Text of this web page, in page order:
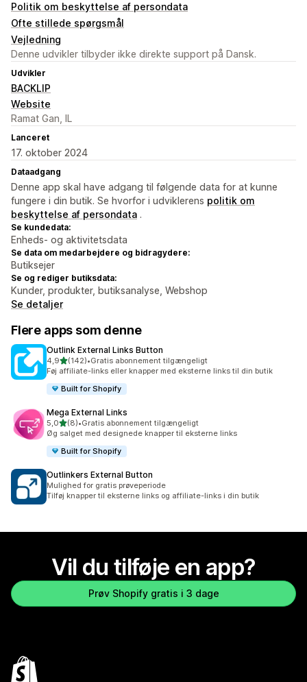
Politik om beskyttelse af persondata
Ofte stillede spørgsmål
Vejledning
Denne udvikler tilbyder ikke direkte support på Dansk.
Udvikler
BACKLIP
Website
Ramat Gan, IL
Lanceret
17. oktober 2024
Dataadgang
Denne app skal have adgang til følgende data for at kunne
fungere i din butik. Se hvorfor i udviklerens politik om
beskyttelse af persondata .
Se kundedata:
Enheds- og aktivitetsdata
Se data om medarbejdere og bidragydere:
Butiksejer
Se og rediger butiksdata:
Kunder, produkter, butiksanalyse, Webshop
Se detaljer
Flere apps som denne
Outlink External Links Button
4,9ud af 5 stjerner
(142)
142 anmeldelser i alt
•Gratis abonnement tilgængeligt
Føj affiliate-links eller knapper med eksterne links til din butik
Built for Shopify
Mega External Links
5,0ud af 5 stjerner
(8)
8 anmeldelser i alt
•Gratis abonnement tilgængeligt
Øg salget med designede knapper til eksterne links
Built for Shopify
Outlinkers External Button
Mulighed for gratis prøveperiode
Tilføj knapper til eksterne links og affiliate-links i din butik
Vil du tilføje en app?
Prøv Shopify gratis i 3 dage